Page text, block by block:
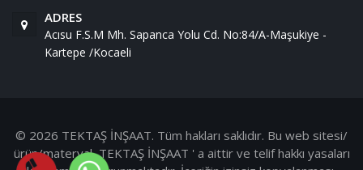
ADRES
Acısu F.S.M Mh. Sapanca Yolu Cd. No:84/A-Maşukiye -
Kartepe /Kocaeli
© 2026 TEKTAŞ İNŞAAT. Tüm hakları saklıdır. Bu web sitesi/
ürün/materyal, TEKTAŞ İNŞAAT ' a aittir ve telif hakkı yasaları